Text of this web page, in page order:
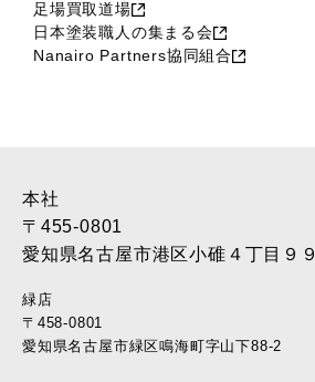
足場買取道場
日本塗装職人の集まる会
Nanairo Partners協同組合
本社
〒455-0801
愛知県名古屋市港区小碓４丁目９９
緑店
〒458-0801
愛知県名古屋市緑区鳴海町字山下88-2